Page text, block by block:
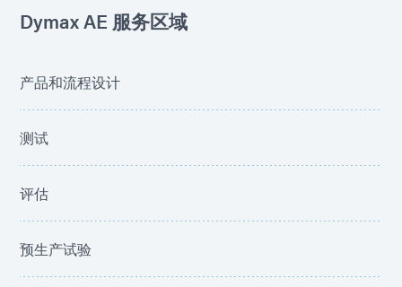
Dymax AE 服务区域
产品和流程设计
测试
评估
预生产试验